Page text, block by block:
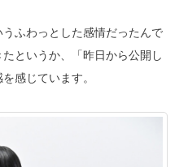
ふわっとした感情だったんで
というか、「昨日から公開し
感じています。